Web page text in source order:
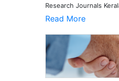
Research Journals
Read More